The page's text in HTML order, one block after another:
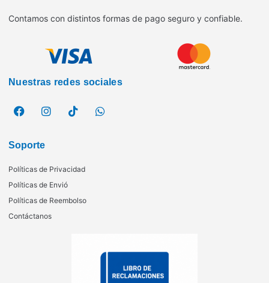
Contamos con distintos formas de pago seguro y confiable.
Nuestras redes sociales
Soporte
Políticas de Privacidad
Políticas de Envió
Políticas de Reembolso
Contáctanos